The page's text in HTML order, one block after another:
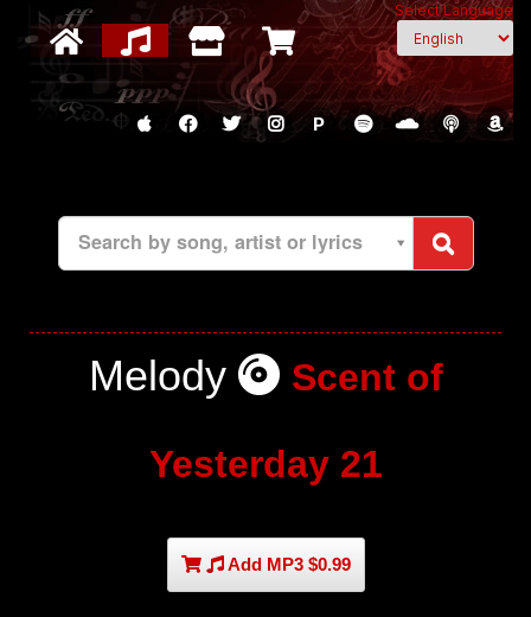
Select Language
P
Search by song, artist or lyrics
Melody Scent of
Yesterday 21
Add MP3 $0.99